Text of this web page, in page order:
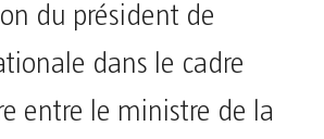
du président de
dans le cadre
entre le ministre de la